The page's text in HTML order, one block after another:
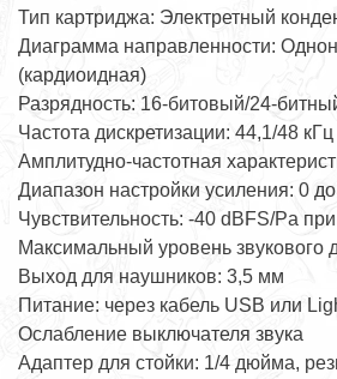
Тип картриджа: Электретный
Диаграмма направленности:
(кардиоидная)
Разрядность: 16-битовый/24-
Частота дискретизации: 44,1/48 кГц
Амплитудно-частотная
Диапазон настройки усиления: 0
Чувствительность: -40 dBFS/Pa
Максимальный уровень звукового
Выход для наушников: 3,5 мм
Питание: через кабель USB или
Ослабление выключателя звука
Адаптер для стойки: 1/4 дюйма,